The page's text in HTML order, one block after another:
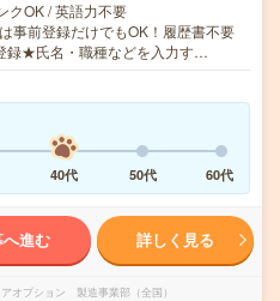
クOK / 英語力不要
事前登録だけでもOK！履歴書不要
録★氏名・職種などを入力す…
40代 50代 60代
へ進む 詳しく見る
オプション 製造事業部（全国）